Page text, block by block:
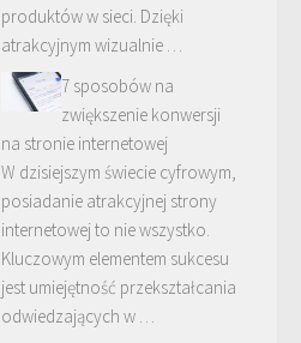
produktów w sieci. Dzięki
atrakcyjnym wizualnie …
7 sposobów na
zwiększenie konwersji
na stronie internetowej
W dzisiejszym świecie cyfrowym,
posiadanie atrakcyjnej strony
internetowej to nie wszystko.
Kluczowym elementem sukcesu
jest umiejętność przekształcania
odwiedzających w …